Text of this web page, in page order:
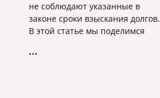
не соблюдают указанные в
законе сроки взыскания долгов.
В этой статье мы поделимся
взаимодействия с приставами,
...